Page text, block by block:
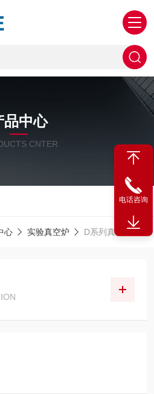
品中心
CNTER
心 实验真空炉 D系列真空扩散焊
电话咨询